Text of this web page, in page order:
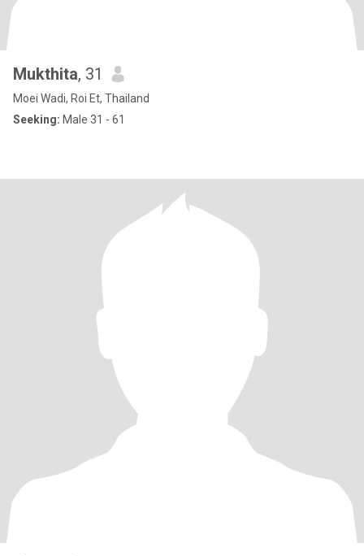
Mukthita, 31
Moei Wadi, Roi Et, Thailand
Seeking: Male 31 - 61